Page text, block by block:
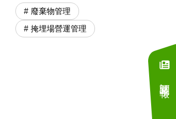
廢棄物管理
掩埋場營運管理